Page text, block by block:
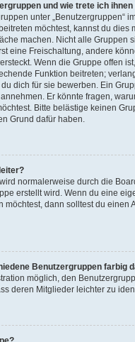
und wie trete ich ihnen
unter „Benutzergruppen“
möchtest, kannst du dies
machen. Nicht alle Gruppen
eine Freischaltung, andere
Wenn die Gruppe offen
Funktion beitreten;
dich für sie bewerben. Ein
Er könnte fragen,
Bitte belästige keinen
Grund dafür haben.
normalerweise durch die
erstellt wird. Wenn du eine
möchtest, dann solltest du einen
Benutzergruppen farbig
möglich, den
deren Mitglieder leichter zu